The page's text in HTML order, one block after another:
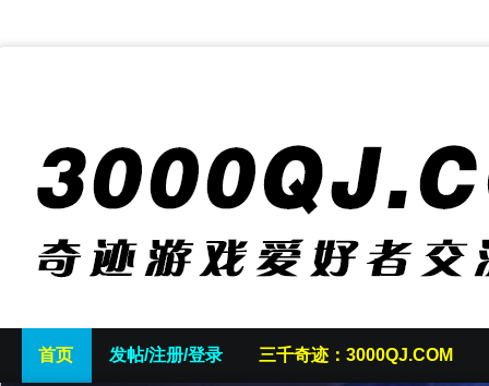
首页 发帖/注册/登录 三千奇迹：3000QJ.COM